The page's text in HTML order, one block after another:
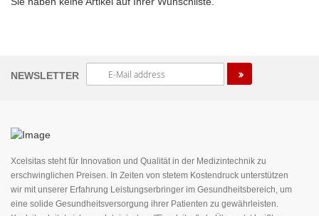
NEWSLETTER
Melden
Sie
Xcelsitas steht für Innovation und Qualität in der Medizintechnik zu
erschwinglichen Preisen. In Zeiten von stetem Kostendruck unterstützen
wir mit unserer Erfahrung Leistungserbringer im Gesundheitsbereich, um
eine solide Gesundheitsversorgung ihrer Patienten zu gewährleisten.